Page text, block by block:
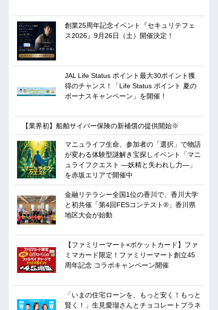
創業25周年記念イベント『セキュリテフェ
ス2026』9月26日（土）開催決定！
JAL Life Status ポイント最大30ポイント獲
得のチャンス！「Life Status ポイント 夏の
ボーナスキャンペーン」を開催！
【業界初】船舶サイバー保険の新補償の提供開始※
マニュライフ生命、参加者の「選択」で物語
が変わる体験型謎解き宝探しイベント「マニ
ュライフクエスト ―妖精と失われし力―」
を赤坂エリアで開催中
金融リテラシー全国1位の香川で、香川大学
と初共催「第4回FESコンテスト®」香川県
地区大会が始動
【ファミリーマート×ポケットカード】ファ
ミマカード限定！ファミリーマート創立45
周年記念 コラボキャンペーン開催
「いまの住宅ローンを、もっと安く！もっと
賢く！」生見愛瑠さんとチョコレートプラネ